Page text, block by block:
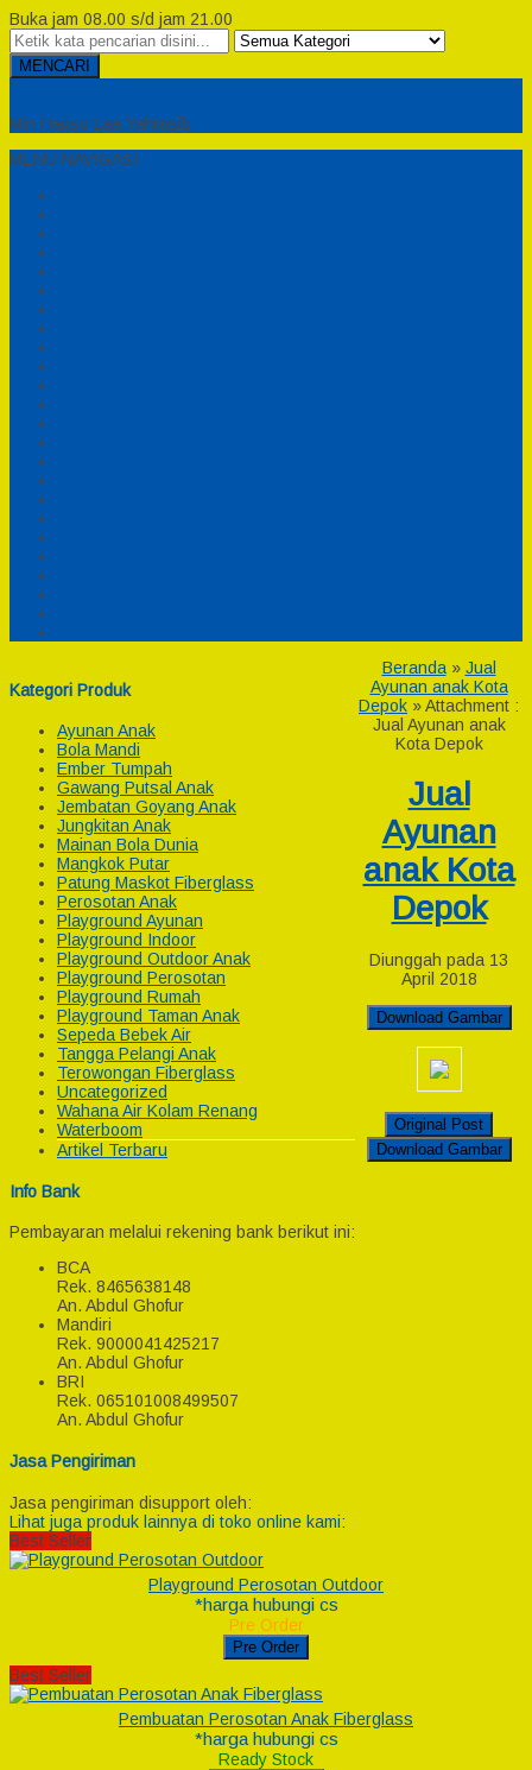
Buka jam 08.00 s/d jam 21.00
MENCARI
Min Haitsu Laa Yahtasib
MENU NAVIGASI
Kategori Produk
Ayunan Anak
Bola Mandi
Ember Tumpah
Gawang Putsal Anak
Jembatan Goyang Anak
Jungkitan Anak
Mainan Bola Dunia
Mangkok Putar
Patung Maskot Fiberglass
Perosotan Anak
Playground Ayunan
Playground Indoor
Playground Outdoor Anak
Playground Perosotan
Playground Rumah
Playground Taman Anak
Sepeda Bebek Air
Tangga Pelangi Anak
Terowongan Fiberglass
Uncategorized
Wahana Air Kolam Renang
Waterboom
Artikel Terbaru
Info Bank
Pembayaran melalui rekening bank berikut ini:
BCA
Rek. 8465638148
An. Abdul Ghofur
Mandiri
Rek. 9000041425217
An. Abdul Ghofur
BRI
Rek. 065101008499507
An. Abdul Ghofur
Jasa Pengiriman
Jasa pengiriman disupport oleh:
Beranda» Jual
Ayunan anak Kota
Depok » Attachment :
Jual Ayunan anak
Kota Depok
Jual
Ayunan
anak Kota
Depok
Diunggah pada 13
April 2018
Download Gambar
Original Post
Download Gambar
Lihat juga produk lainnya di toko online kami:
Best Seller
Playground Perosotan Outdoor
*harga hubungi cs
Pre Order
Pre Order
Best Seller
Pembuatan Perosotan Anak Fiberglass
*harga hubungi cs
Ready Stock